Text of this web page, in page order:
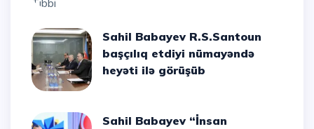
Sahil Babayev R.S.Santoun
başçılıq etdiyi nümayəndə
heyəti ilə görüşüb
Sahil Babayev “İnsan